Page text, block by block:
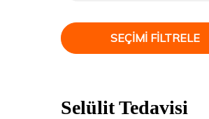
SEÇIMI FILTRELE
Selülit Tedavisi